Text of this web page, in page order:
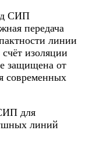
СИП
передача
линии
изоляции
защищена от
современных
для
линий